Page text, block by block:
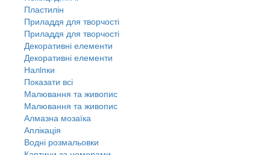
Пластилін
Приладдя для творчості
Приладдя для творчості
Декоративні елементи
Декоративні елементи
Налiпки
Показати всі
Малювання та живопис
Малювання та живопис
Алмазна мозаїка
Аплікація
Водні розмальовки